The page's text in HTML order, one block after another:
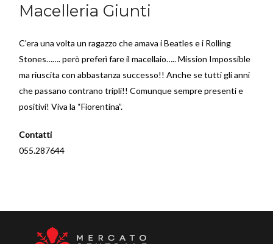
Macelleria Giunti
C'era una volta un ragazzo che amava i Beatles e i Rolling
Stones……. però preferì fare il macellaio….. Mission Impossible
ma riuscita con abbastanza successo!! Anche se tutti gli anni
che passano contrano tripli!! Comunque sempre presenti e
positivi! Viva la “Fiorentina”.
Contatti
055.287644